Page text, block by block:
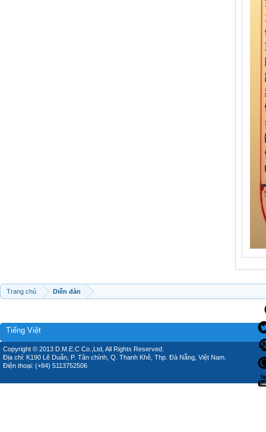
Trang chủ Diễn đàn
Tiếng Việt
Copyright © 2013 D.M.E.C Co.,Ltd, All Rights Reserved.
Địa chỉ: K190 Lê Duẩn, P. Tân chính, Q. Thanh Khê, Thp. Đà Nẵng, Việt Nam.
Điện thoại: (+84) 5113752506